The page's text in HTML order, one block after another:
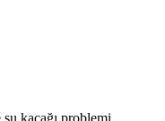
kaçağı problemi